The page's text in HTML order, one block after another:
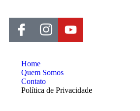
Home
Quem Somos
Contato
Política de Privacidade